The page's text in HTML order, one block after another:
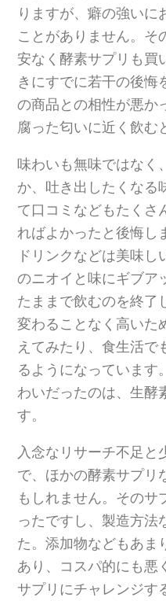
りますが、癖の強いに
ことがありません。そ
安なく酵素サプリも買
きにすでに若干の後悔
の商品との相性が悪か
腐った匂いに近く飲む
味わいも無味ではなく
か、吐き出したくなる
て口コミなどもたくさ
ればよかったと後悔し
ドリンクなどは美味
のニオイと味にギブア
たままで飲むのを終了
変わることなく高いた
えてみたり、食生活で
るようになっています
わいだったのは、生酵
す。
入念なリサーチ不足と
で、ほかの酵素サプリ
もしれません。そのサ
ったですし、製造方法
た。添加物などもあま
あり、コスパ的にも悪
サプリにチャレンジす